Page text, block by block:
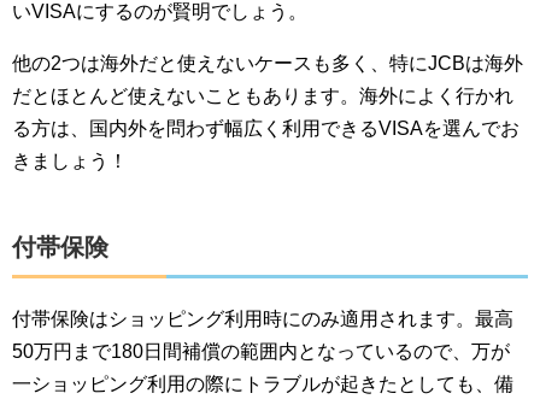
いVISAにするのが賢明でしょう。
他の2つは海外だと使えないケースも多く、特にJCBは海外
だとほとんど使えないこともあります。海外によく行かれ
る方は、国内外を問わず幅広く利用できるVISAを選んでお
きましょう！
付帯保険
付帯保険はショッピング利用時にのみ適用されます。最高
50万円まで180日間補償の範囲内となっているので、万が
一ショッピング利用の際にトラブルが起きたとしても、備